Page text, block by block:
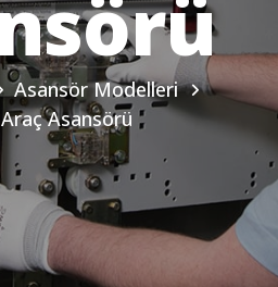
Asansör Modelleri
Asansörü